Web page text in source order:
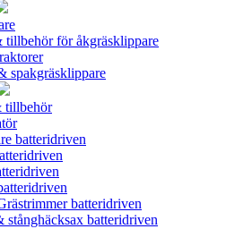
tillbehör för åkgräsklippare
spakgräsklippare
tillbehör
batteridriven
batteridriven
stånghäcksax batteridriven